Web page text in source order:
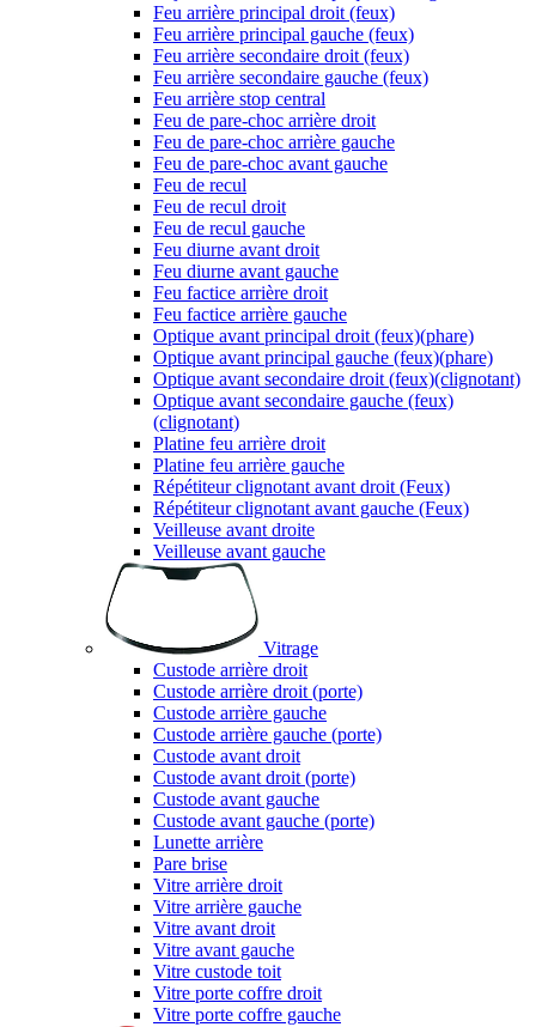
Feu arrière principal droit (feux)
Feu arrière principal gauche (feux)
Feu arrière secondaire droit (feux)
Feu arrière secondaire gauche (feux)
Feu arrière stop central
Feu de pare-choc arrière droit
Feu de pare-choc arrière gauche
Feu de pare-choc avant gauche
Feu de recul
Feu de recul droit
Feu de recul gauche
Feu diurne avant droit
Feu diurne avant gauche
Feu factice arrière droit
Feu factice arrière gauche
Optique avant principal droit (feux)(phare)
Optique avant principal gauche (feux)(phare)
Optique avant secondaire droit (feux)(clignotant)
Optique avant secondaire gauche (feux)
(clignotant)
Platine feu arrière droit
Platine feu arrière gauche
Répétiteur clignotant avant droit (Feux)
Répétiteur clignotant avant gauche (Feux)
Veilleuse avant droite
Veilleuse avant gauche
Vitrage
Custode arrière droit
Custode arrière droit (porte)
Custode arrière gauche
Custode arrière gauche (porte)
Custode avant droit
Custode avant droit (porte)
Custode avant gauche
Custode avant gauche (porte)
Lunette arrière
Pare brise
Vitre arrière droit
Vitre arrière gauche
Vitre avant droit
Vitre avant gauche
Vitre custode toit
Vitre porte coffre droit
Vitre porte coffre gauche